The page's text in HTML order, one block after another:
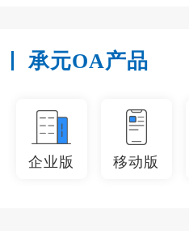
承元OA产品
企业版 移动版